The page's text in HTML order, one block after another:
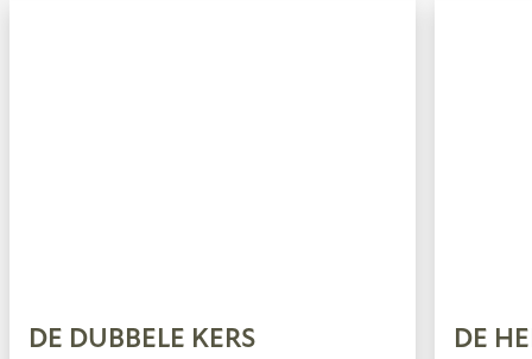
DE DUBBELE KERS
DE